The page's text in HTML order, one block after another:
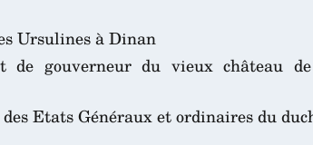
Ursulines à Dinan
de gouverneur du vieux château
Etats Généraux et ordinaires du